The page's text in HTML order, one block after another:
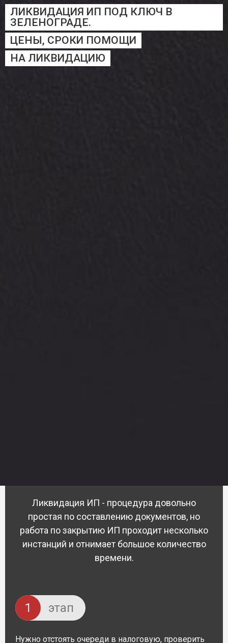
ЛИКВИДАЦИЯ ИП ПОД КЛЮЧ В
ЗЕЛЕНОГРАДЕ.
ЦЕНЫ, СРОКИ ПОМОЩИ
НА ЛИКВИДАЦИЮ
Ликвидация ИП - процедура довольно
простая по составлению документов, но
работа по закрытию ИП проходит несколько
инстанций и отнимает большое количество
времени.
1 этап
Нужно отстоять очереди в налоговую, проверить